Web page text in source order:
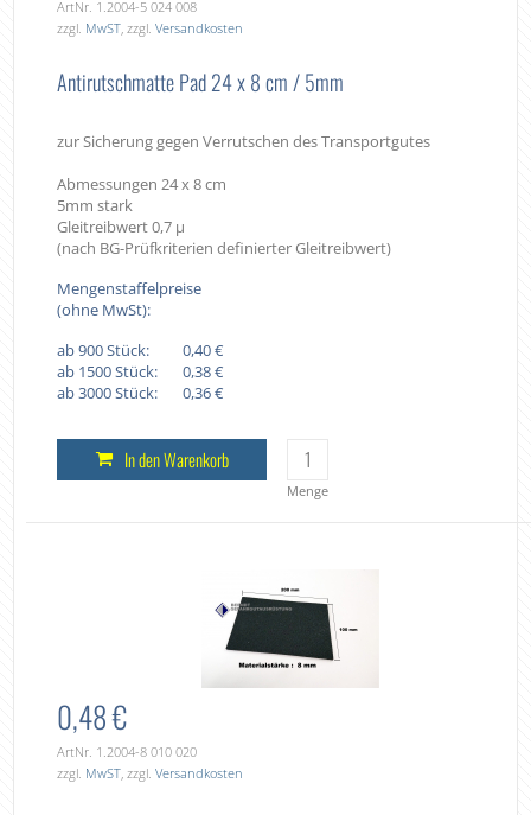
ArtNr. 1.2004-5 024 008
zzgl. MwST, zzgl.Versandkosten
Antirutschmatte Pad 24 x 8 cm / 5mm
zur Sicherung gegen Verrutschen des Transportgutes
Abmessungen 24 x 8 cm
5mm stark
Gleitreibwert 0,7 µ
(nach BG-Prüfkriterien definierter Gleitreibwert)
Mengenstaffelpreise
(ohne MwSt):
ab 900 Stück:
0,40 €
ab 1500 Stück:
0,38 €
ab 3000 Stück:
0,36 €
Menge
In den Warenkorb
0,48 €
ArtNr. 1.2004-8 010 020
zzgl. MwST, zzgl.Versandkosten